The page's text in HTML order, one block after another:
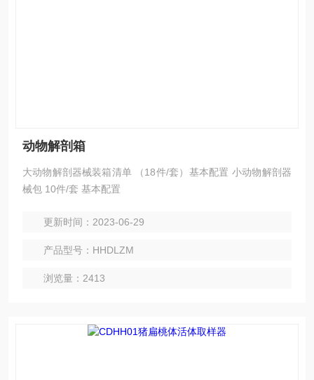
动物解剖箱
大动物解剖器械装箱清单 （18件/套）基本配置 小动物解剖器
械包 10件/套 基本配置
更新时间：2023-06-29
产品型号：HHDLZM
浏览量：2413